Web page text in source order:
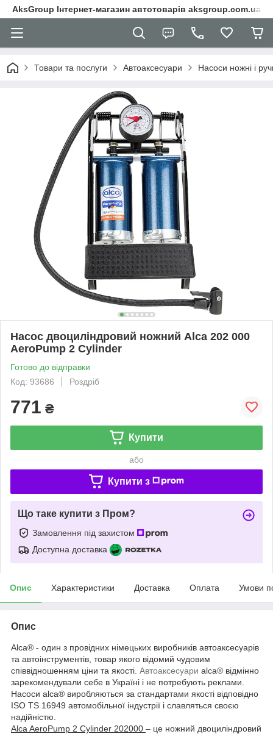
AksGroup Інтернет-магазин автотоварів aksgroup.com.ua
Товари та послуги Автоаксесуари Насоси ножні і
Насос двоциліндровий ножний Alca 202 000
AeroPump 2 Cylinder
Готово до відправки
Код: 93686
Роздріб
771 ₴
Купити
або
Купити з
Що таке купити з Пром?
Замовлення під захистом
Доступна доставка
Опис Характеристики Доставка Оплата Умови
Опис
Аlca® - один з провідних німецьких виробників автоаксесуарів
та автоінструментів, товар якого відомий чудовим
співвідношенням ціни та якості. Автоаксесуари alca® відмінно
зарекомендували себе в Україні і не потребують реклами.
Насоси alca® виробляються за стандартами якості відповідно
ISO TS 16949 автомобільної індустрії і славляться своєю
надійністю.
Alca AeroPump 2 Cylinder 202000 – це ножний двоциліндровий